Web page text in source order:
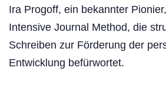
Ira Progoff, ein bekannter
Intensive Journal Method, die
Schreiben zur Förderung der
Entwicklung befürwortet.